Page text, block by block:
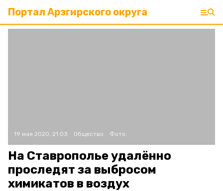
Портал Арзгирского округа
19 мая 2020, 21:03 Общество Фото:
На Ставрополье удалённо
проследят за выбросом
химикатов в воздух